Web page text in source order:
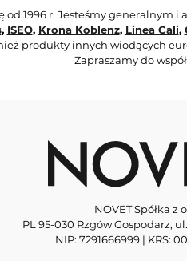
1996 r. Jesteśmy
, ISEO, Krona Koblenz, Linea Cali,
produkty innych wiodących
Zapraszamy do
NOVET Spółka z
PL 95-030 Rzgów Gospodarz,
NIP: 7291666999 | KRS: